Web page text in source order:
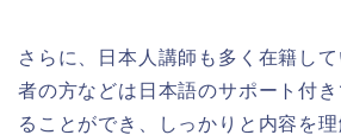
さらに、日本人講師も多く在籍し
者の方などは日本語のサポート付
ることができ、しっかりと内容を